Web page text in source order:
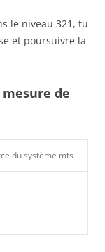
le niveau 321, tu
et poursuivre la
de
du système mts